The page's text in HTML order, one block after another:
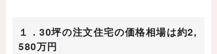
ぶ
3-3.費用を抑えて注文住宅を建てたい人はローコスト
１．30坪の注文住宅の価格相場は約2,
580万円